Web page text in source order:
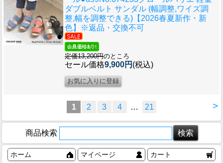
ダブルベルト サンダル (幅調整,ワイズ調
整,幅を調整できる)【2026春夏新作・新
色】※返品・交換不可
定価13,200円のところ
セール価格9,900円 (税込)
>
1 2 3 4 … 21
商品検索
ホーム マイページ カート